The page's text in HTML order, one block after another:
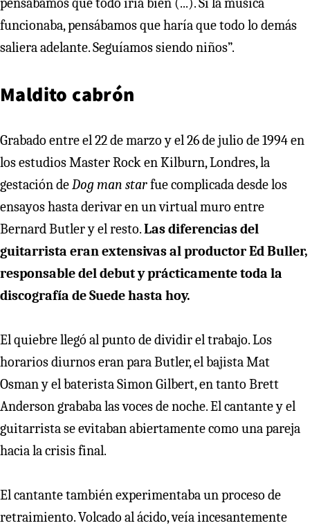
funcionaba, pensábamos que haría que todo lo demás
saliera adelante. Seguíamos siendo niños”.
Maldito cabrón
Grabado entre el 22 de marzo y el 26 de julio de 1994 en
los estudios Master Rock en Kilburn, Londres, la
gestación de Dog man starfue complicada desde los
ensayos hasta derivar en un virtual muro entre
Bernard Butler y el resto.Las diferencias del
guitarrista eran extensivas al productor Ed Buller,
responsable del debut y prácticamente toda la
discografía de Suede hasta hoy.
El quiebre llegó al punto de dividir el trabajo. Los
horarios diurnos eran para Butler, el bajista Mat
Osman y el baterista Simon Gilbert, en tanto Brett
Anderson grababa las voces de noche. El cantante y el
guitarrista se evitaban abiertamente como una pareja
hacia la crisis final.
El cantante también experimentaba un proceso de
retraimiento. Volcado al ácido, veía incesantemente